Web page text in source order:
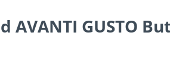
AVANTI GUSTO